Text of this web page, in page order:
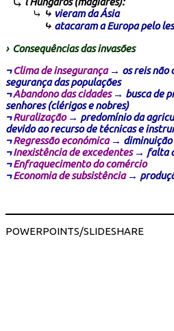
⤷ vieram da Ásia
⤷ atacaram a Europa pelo
›Consequências das invasões
¬Clima de insegurança→ os reis não
segurança das populações
¬Abandono das cidades→ busca de
senhores (clérigos e nobres)
¬Ruralização→ predomínio da
devido ao recurso de técnicas e
¬Regressão económica→ diminuição
¬Inexistência de excedentes→ falta
¬Enfraquecimento do comércio
¬Economia de subsistência →
POWERPOINTS/SLIDESHARE